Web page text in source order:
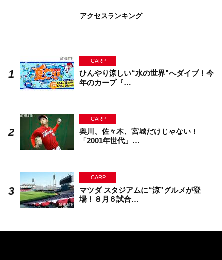
アクセスランキング
CARP
ひんやり涼しい“水の世界”へダイブ！今
年のカープ『…
CARP
奥川、佐々木、宮城だけじゃない！
「2001年世代」…
CARP
マツダ スタジアムに“涼”グルメが登
場！８月６試合…